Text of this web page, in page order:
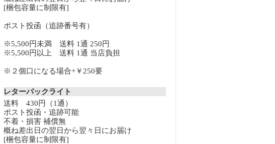
[梱包容量に制限有]
ポスト投函（追跡番号有）
※5,500円未満 送料 1通 250円
※5,500円以上 送料 1通 当店負担
※２個口になる場合+￥250要
レターパックライト
送料 430円（1通）
ポスト投函・追跡可能
不着・損害 補償無
概ね差出日の翌日から翌々日にお届け
[梱包容量に制限有]